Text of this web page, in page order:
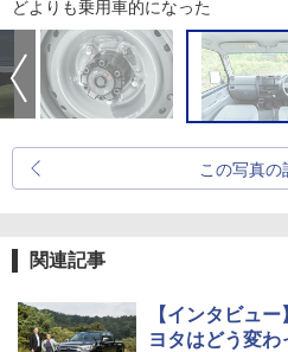
どよりも乗用車的になった
この写真の
関連記事
【インタビュ
ヨタはどう変